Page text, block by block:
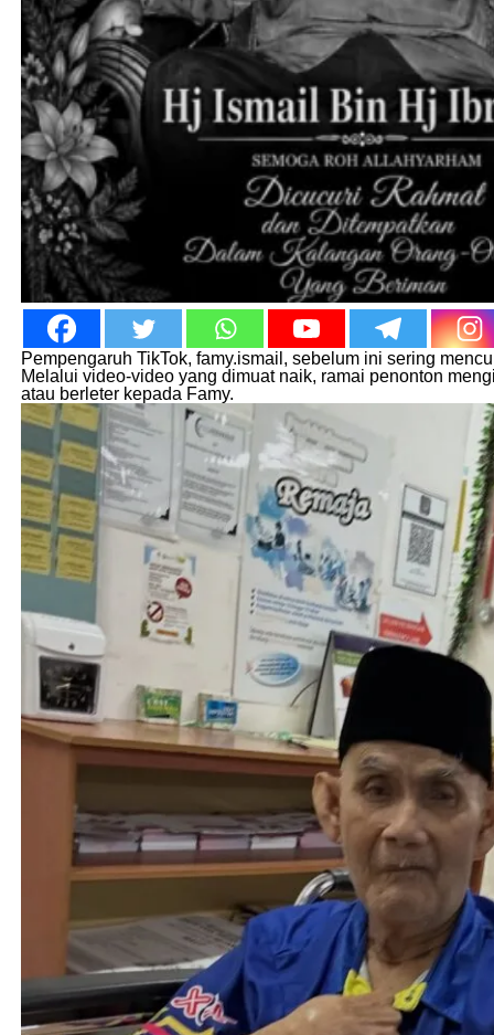
Pempengaruh TikTok, famy.ismail, sebelum ini sering
Melalui video-video yang dimuat naik, ramai penonton
atau berleter kepada Famy.